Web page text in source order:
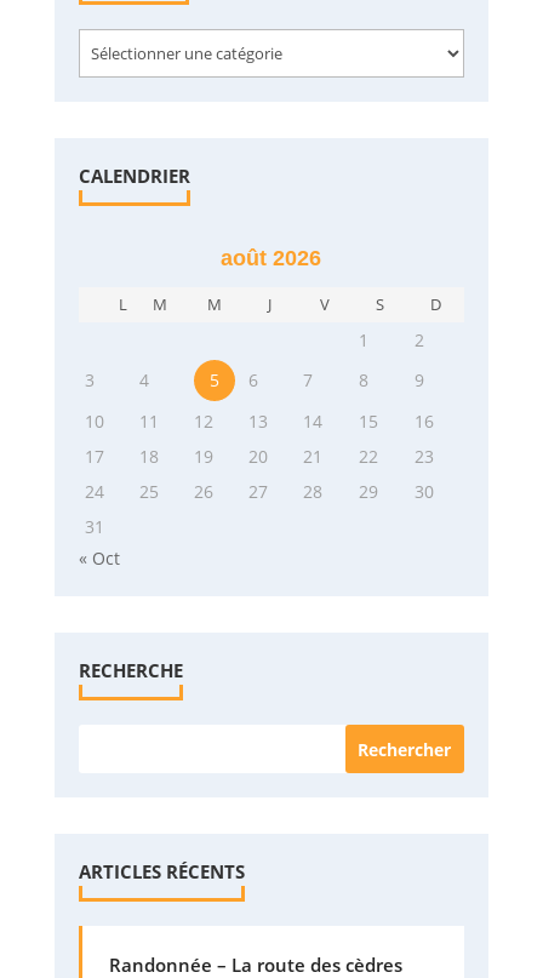
Categories
CALENDRIER
août 2026
L M M J V S D
1
2
3
4 5 6 7 8
9
10
11 12 13 14 15
16
17
18 19 20 21 22
23
24
25 26 27 28 29
30
31
« Oct
RECHERCHE
ARTICLES RÉCENTS
Randonnée – La route des cèdres